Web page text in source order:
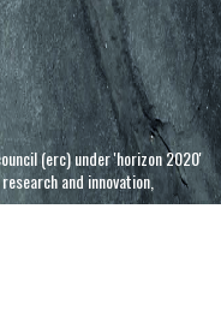
(erc) under 'horizon 2020'
and innovation,